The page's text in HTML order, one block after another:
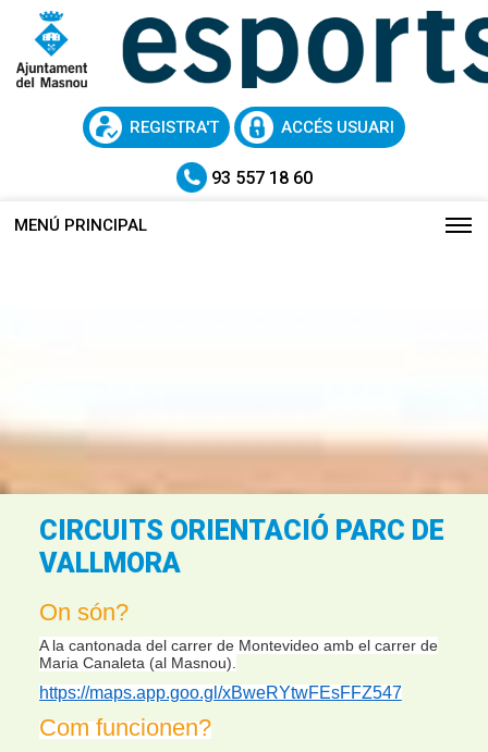
REGISTRA'T ACCÉS USUARI
93 557 18 60
MENÚ PRINCIPAL
CIRCUITS ORIENTACIÓ PARC DE
VALLMORA
On són?
A la cantonada del carrer de Montevideo amb el carrer de
Maria Canaleta (al Masnou).
https://maps.app.goo.gl/xBweRYtwFEsFFZ547
Com funcionen?